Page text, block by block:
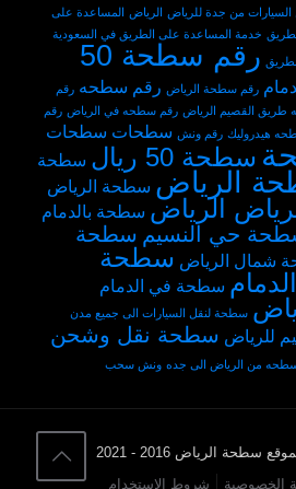
من جدة للرياض الرياض المساعدة على
خدمة المساعدة على الطريق في السعودية
رقم سطحة 50
رقم سطحة الرياض رقم سطحه رقم
القصيم الرياض رقم سطحه في الرياض رقم
هيدروليك رقم ونش سطحات سطحات
سطحة 50 ريال
سطحة
الرياض سطحة الرياض
الرياض سطحة بالدمام
حي النسيم سطحة
شمال الرياض سطحة
سطحة في الدمام
سطحة لنقل السيارات الى جميع مدن
للرياض سطحة نقل وشحن
من الرياض الى جده ونش سحب
الرياض 2016 - 2021
الخصوصية
شروط الاستخدام